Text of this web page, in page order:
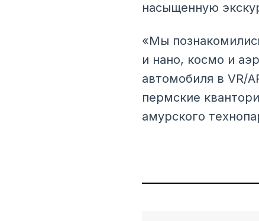
насыщенную
«Мы
и нано, космо и
автомобиля в VR/
пермские
амурского